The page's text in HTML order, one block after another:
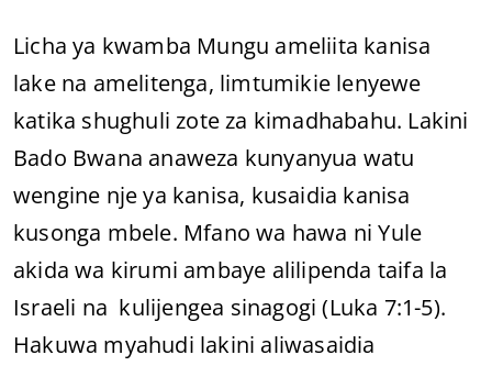
Licha ya kwamba Mungu ameliita kanisa
lake na amelitenga, limtumikie lenyewe
katika shughuli zote za kimadhabahu. Lakini
Bado Bwana anaweza kunyanyua watu
wengine nje ya kanisa, kusaidia kanisa
kusonga mbele. Mfano wa hawa ni Yule
akida wa kirumi ambaye alilipenda taifa la
Israeli na kulijengea sinagogi (Luka 7:1-5).
Hakuwa myahudi lakini aliwasaidia